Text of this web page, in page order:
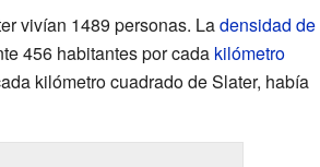
vivían 1489 personas. Ladensidad de
456 habitantes por cada kilómetro
kilómetro cuadrado de Slater, había